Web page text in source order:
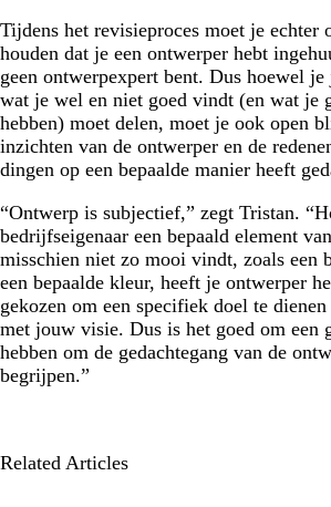
Tijdens het revisieproces moet je echter
houden dat je een ontwerper hebt
geen ontwerpexpert bent. Dus hoewel
wat je wel en niet goed vindt (en wat je
hebben) moet delen, moet je ook open
inzichten van de ontwerper en de
dingen op een bepaalde manier heeft
“Ontwerp is subjectief,” zegt Tristan.
bedrijfseigenaar een bepaald element
misschien niet zo mooi vindt, zoals een
een bepaalde kleur, heeft je ontwerper
gekozen om een specifiek doel te
met jouw visie. Dus is het goed om een
hebben om de gedachtegang van de
begrijpen.”
Related Articles